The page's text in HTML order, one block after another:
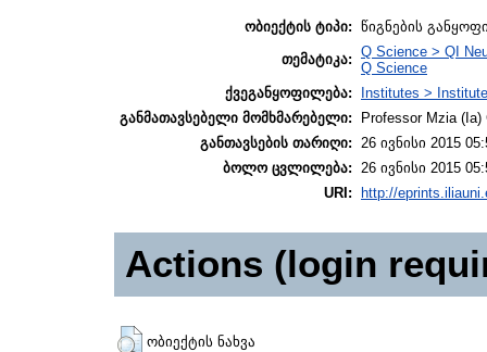
ობიექტის ტიპი: წიგნების
თემატიკა: Q Science > QI
Q Science
ქვეგანყოფილება:
Institutes >
განმათავსებელი მომხმარებელი:
Professor Mzia (Ia)
განთავსების თარიღი:
26 ივნისი 2015
ბოლო ცვლილება:
26 ივნისი 2015
URI:
http://
Actions (login
ობიექტის ნახვა